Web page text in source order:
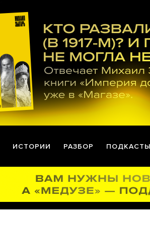
ИСТОРИИ РАЗБОР ПОДКАСТЫ